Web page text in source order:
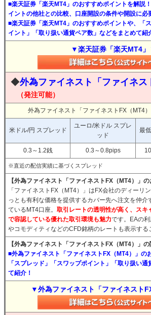
■楽天証券「楽天MT4」のおすすめポイントを解説
イントの他社との比較、口座開設の条件や開設に必
■楽天証券「楽天MT4」のおすすめポイントや、「
イント」「取り扱い通貨ペア数」などをまとめて紹
▼楽天証券「楽天MT4
◆外為ファイネスト「ファイネス
（発注可能）
外為ファイネスト「ファイネストFX（MT4
米ドル/円 スプレッド
ユーロ/米ドル スプレ
ッド
最
0.3～1.2銭 0.3～0.8pips
※直近の配信実績に基づくスプレッド
【外為ファイネスト「ファイネストFX（MT4）」の
「ファイネストFX（MT4）」はFX会社のディーリ
っとも有利な価格を提供するカバー先へ注文を仲介
ているMT4口座。 取引レートの透明性が高く、スキ
で容認している優れた取引環境も魅力です。EAの
やコモディティなどのCFD銘柄のレートも表示する
【外為ファイネスト「ファイネストFX（MT4）」の
■外為ファイネスト「ファイネストFX（MT4）」の
「スプレッド」「スワップポイント」「取り扱い
て紹介！
▼外為ファイネスト「ファイネスト